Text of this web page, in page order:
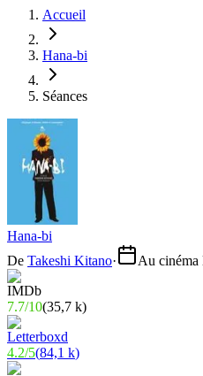
Accueil
Hana-bi
Séances
Hana-bi
De Takeshi Kitano· Au cinéma
7.7/10(35,7 k)
4.2/5(84,1 k)